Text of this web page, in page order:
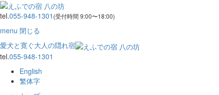
tel.055-948-1301 (受付時間 9:00〜18:00)
menu 閉じる
愛犬と寛ぐ大人の隠れ宿
tel.055-948-1301
English
繁体字